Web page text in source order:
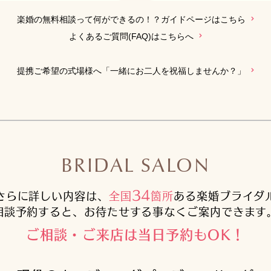
楽婚の無料相談って何ができるの！？ガイドページはこちら
よくあるご質問(FAQ)はこちらへ
提携ご希望の式場様へ「一緒にお二人を祝福しませんか？」
BRIDAL SALON
に詳しい内容は、 全国34箇所ある楽婚ブライダ
談予約すると、お待たせする事なくご案内できます。
ご相談・ご来店は当日予約もOK！